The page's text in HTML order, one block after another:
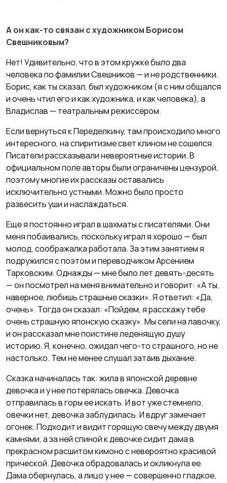
А он как-то связан с художником Борисом
Свешниковым?
Нет! Удивительно, что в этом кружке было два
человека по фамилии Свешников — и не родственники.
Борис, как ты сказал, был художником (я с ним общался
и очень чтил его и как художника, и как человека), а
Владислав — театральным режиссером.
Если вернуться к Переделкину, там происходило много
интересного, на спиритизме свет клином не сошелся.
Писатели рассказывали невероятные истории. В
официальном поле авторы были ограничены цензурой,
поэтому многие их рассказы оставались
исключительно устными. Можно было просто
развесить уши и наслаждаться.
Еще я постоянно играл в шахматы с писателями. Они
меня побаивались, поскольку играл я хорошо — был
молод, соображалка работала. За этим занятием я
подружился с поэтом и переводчиком Арсением
Тарковским. Однажды — мне было лет девять-десять
— он посмотрел на меня внимательно и говорит: «А ты,
наверное, любишь страшные сказки». Я ответил: «Да,
очень». Тогда он сказал: «Пойдем, я расскажу тебе
очень страшную японскую сказку». Мы сели на лавочку,
и он рассказал мне поистине леденящую душу
историю. Я, конечно, ожидал чего-то страшного, но не
настолько. Тем не менее слушал затаив дыхание.
Сказка начиналась так: жила в японской деревне
девочка и у нее потерялась овечка. Девочка
отправилась в горы ее искать. И вот уже стемнело,
овечки нет, девочка заблудилась. И вдруг замечает
огонек. Подходит и видит горящую свечу между двумя
камнями, а за ней спиной к девочке сидит дама в
прекрасном расшитом кимоно с невероятно красивой
прической. Девочка обрадовалась и окликнула ее.
Дама обернулась, а лицо у нее — совершенно гладкое,